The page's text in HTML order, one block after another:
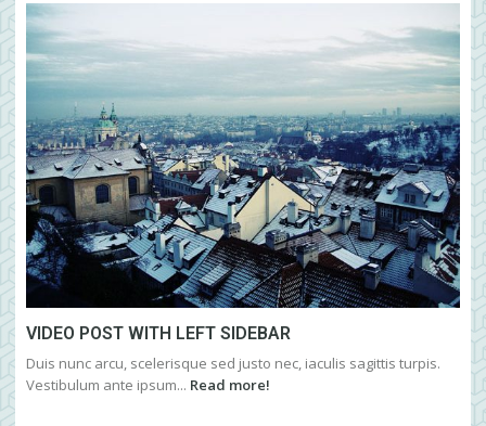
VIDEO POST WITH LEFT SIDEBAR
Duis nunc arcu, scelerisque sed justo nec, iaculis sagittis turpis.
Vestibulum ante ipsum... Read more!